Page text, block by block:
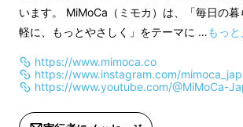
います。 MiMoCa（ミモカ）は、「毎日の
軽に、もっとやさしく」をテーマに …もっと
https://www.mimoca.co
https://www.instagram.com/
https://www.youtube.com/@MiMoCa-